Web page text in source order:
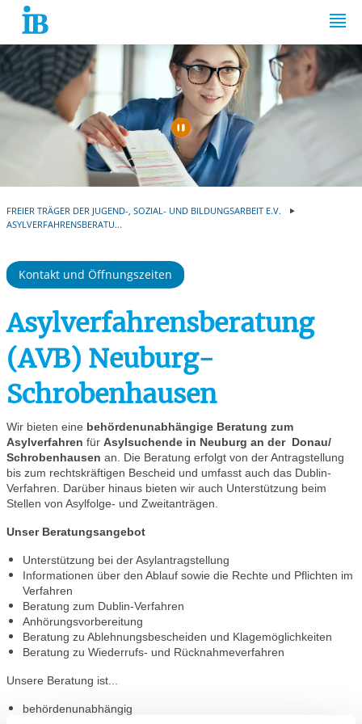
Springe zum Inhalt
Automatische
FREIER TRÄGER DER JUGEND-, SOZIAL- UND BILDUNGSARBEIT E.V.
ASYLVERFAHRENSBERATU...
Kontakt und Öffnungszeiten
Asylverfahrensberatung
(AVB) Neuburg-
Schrobenhausen
Wir bieten eine behördenunabhängige Beratung zum
Asylverfahren für Asylsuchende in Neuburg an der Donau/
Schrobenhausen an. Die Beratung erfolgt von der Antragstellung
bis zum rechtskräftigen Bescheid und umfasst auch das Dublin-
Verfahren. Darüber hinaus bieten wir auch Unterstützung beim
Stellen von Asylfolge- und Zweitanträgen.
Unser Beratungsangebot
Unterstützung bei der Asylantragstellung
Informationen über den Ablauf sowie die Rechte und Pflichten im
Verfahren
Beratung zum Dublin-Verfahren
Anhörungsvorbereitung
Beratung zu Ablehnungsbescheiden und Klagemöglichkeiten
Beratung zu Wiederrufs- und Rücknahmeverfahren
Unsere Beratung ist...
behördenunabhängig